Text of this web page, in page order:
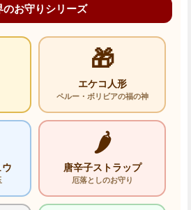
のお守りシリーズ
🎁
エケコ人形
ペルー・ボリビアの福の神
🌶️
唐辛子ストラップ
厄落としのお守り